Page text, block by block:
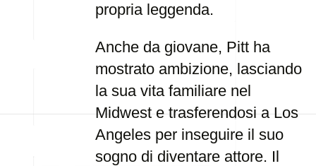
propria leggenda.
Anche da giovane, Pitt ha
mostrato ambizione, lasciando
la sua vita familiare nel
Midwest e trasferendosi a Los
Angeles per inseguire il suo
sogno di diventare attore. Il